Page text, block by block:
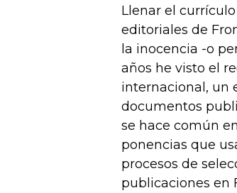
Llenar el
editoriales de
la inocencia -o
años he visto el
internacional, un
documentos
se hace común
ponencias que
procesos de
publicaciones en